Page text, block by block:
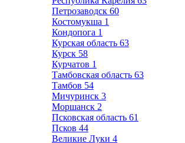
Петрозаводск 60
Костомукша 1
Кондопога 1
Курская область 63
Курск 58
Курчатов 1
Тамбовская область 63
Тамбов 54
Мичуринск 3
Моршанск 2
Псковская область 61
Псков 44
Великие Луки 4